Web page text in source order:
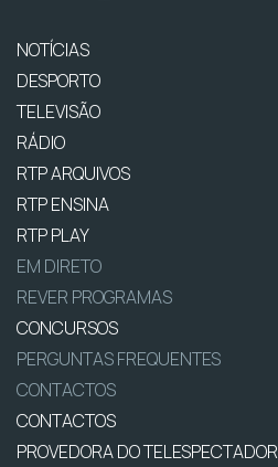
NOTÍCIAS
DESPORTO
TELEVISÃO
RÁDIO
RTP ARQUIVOS
RTP ENSINA
RTP PLAY
EM DIRETO
REVER PROGRAMAS
CONCURSOS
PERGUNTAS FREQUENTES
CONTACTOS
CONTACTOS
PROVEDORA DO TELESPECTADOR